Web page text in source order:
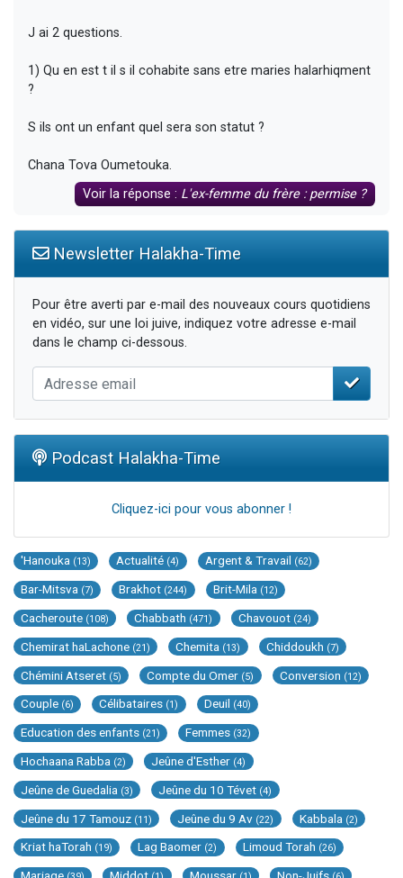
J ai 2 questions.
1) Qu en est t il s il cohabite sans etre maries halarhiqment
?
S ils ont un enfant quel sera son statut ?
Chana Tova Oumetouka.
Voir la réponse : L'ex-femme du frère : permise ?
Newsletter Halakha-Time
Pour être averti par e-mail des nouveaux cours quotidiens
en vidéo, sur une loi juive, indiquez votre adresse e-mail
dans le champ ci-dessous.
Podcast Halakha-Time
Cliquez-ici pour vous abonner !
'Hanouka (13) Actualité (4) Argent & Travail (62)
Bar-Mitsva (7) Brakhot (244) Brit-Mila (12)
Cacheroute (108) Chabbath (471) Chavouot (24)
Chemirat haLachone (21) Chemita (13) Chiddoukh (7)
Chémini Atseret (5) Compte du Omer (5) Conversion (12)
Couple (6) Célibataires (1) Deuil (40)
Education des enfants (21) Femmes (32)
Hochaana Rabba (2) Jeûne d'Esther (4)
Jeûne de Guedalia (3) Jeûne du 10 Tévet (4)
Jeûne du 17 Tamouz (11) Jeûne du 9 Av (22) Kabbala (2)
Kriat haTorah (19) Lag Baomer (2) Limoud Torah (26)